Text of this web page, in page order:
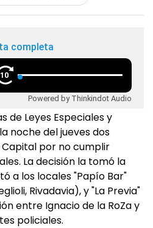
completa
10
Powered by Thinkindot Audio
de Leyes Especiales y
noche del jueves dos
Capital por no cumplir
La decisión la tomó la
a los locales "Papío Bar"
Rivadavia), y "La Previa"
entre Ignacio de la RoZa y
policiales.